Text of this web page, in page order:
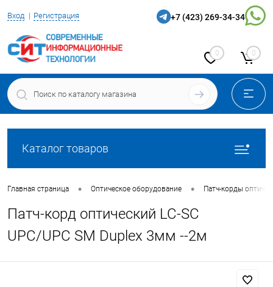
Вход Регистрация +7 (423) 269-34-34
0 0
Каталог товаров
Главная страница • Оптическое оборудование • Патч-корды
Патч-корд оптический LC-SC
UPC/UPC SM Duplex 3мм --2м